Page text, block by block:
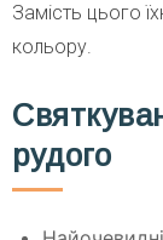
Замість цього
кольору.
рудого